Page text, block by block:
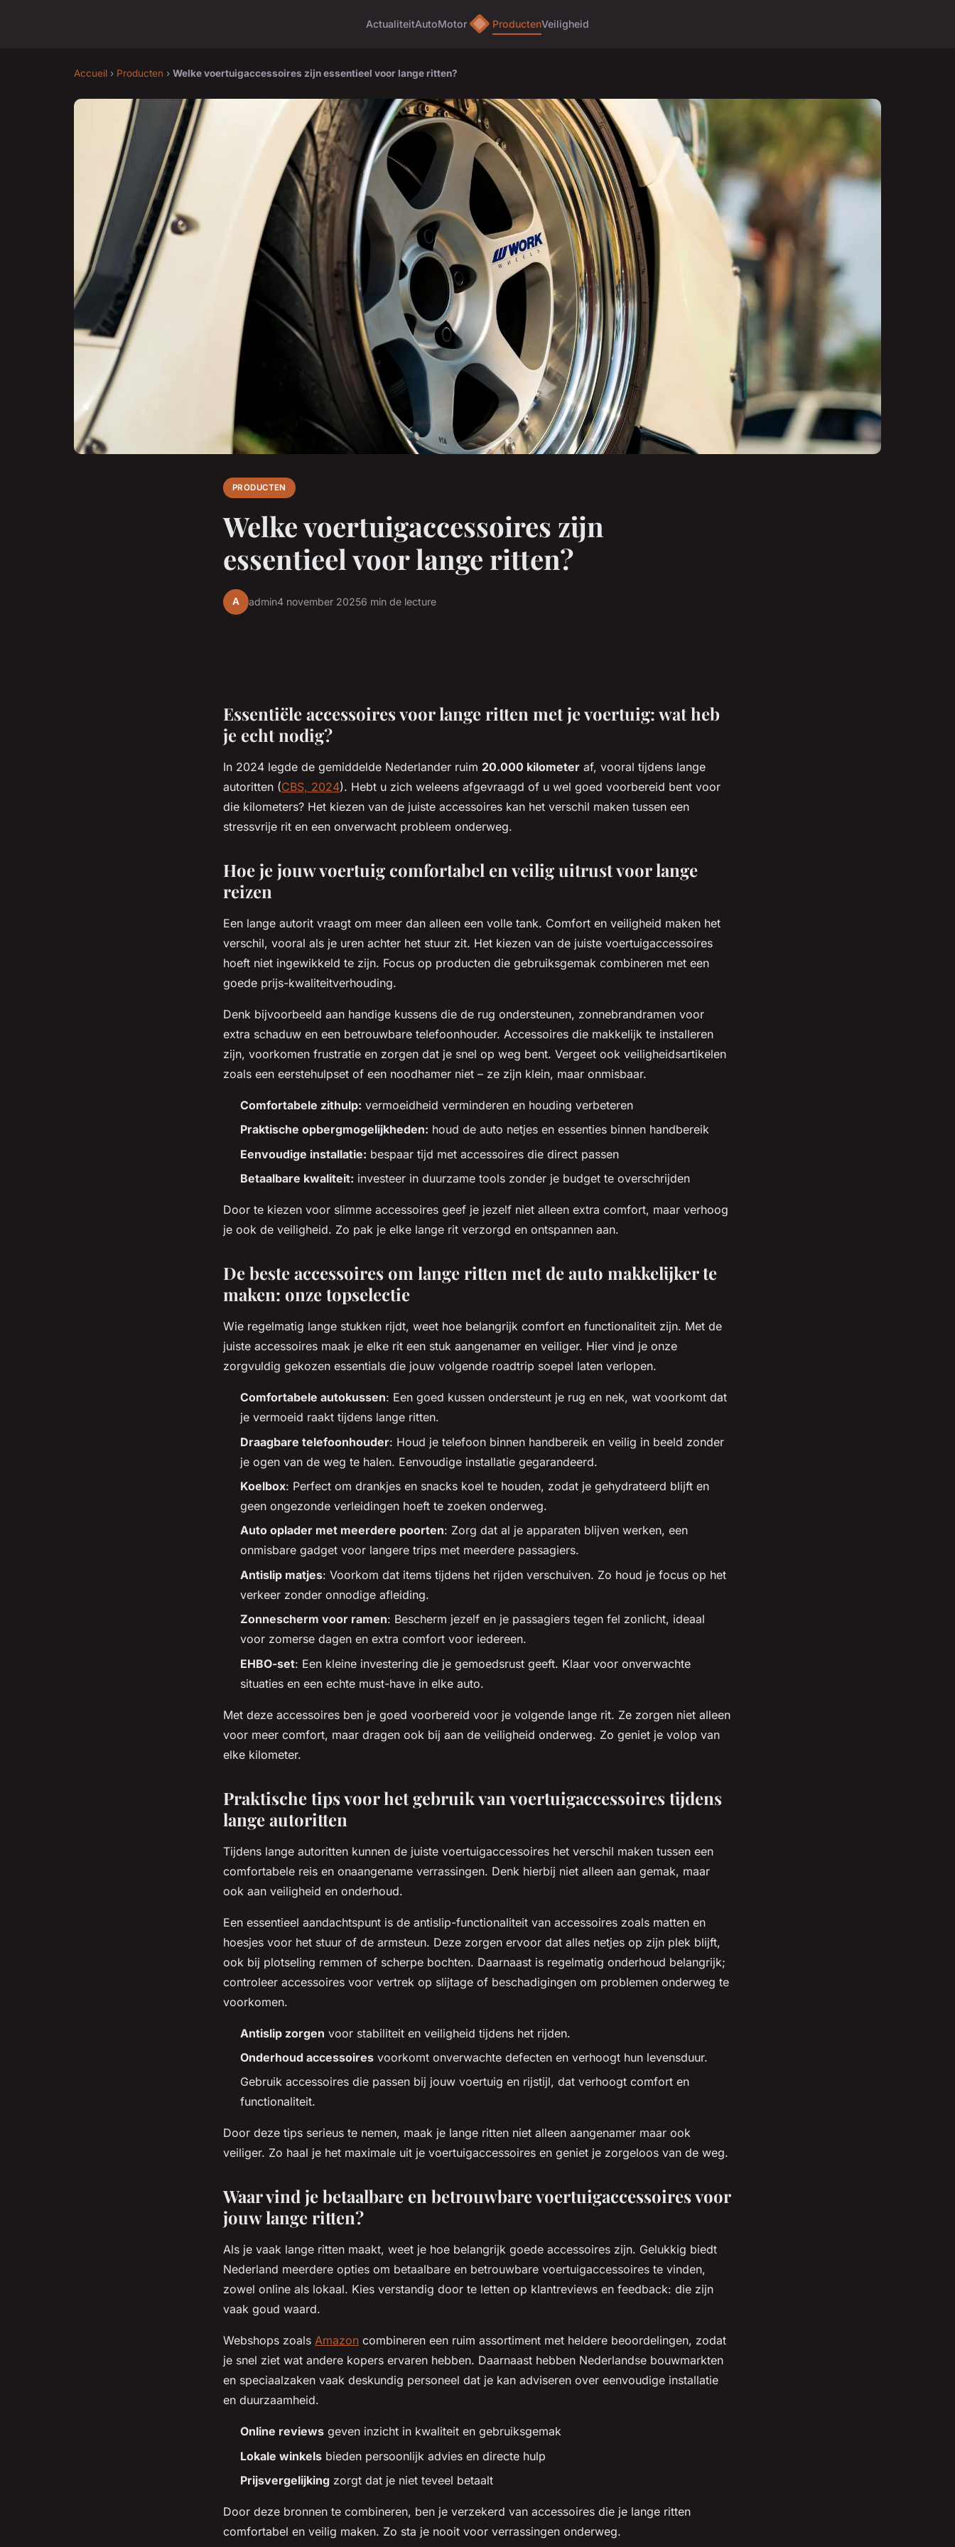
ActualiteitAutoMotor ProductenVeiligheid
Accueil › Producten › Welke voertuigaccessoires zijn essentieel voor lange ritten?
PRODUCTEN
Welke voertuigaccessoires zijn
essentieel voor lange ritten?
A admin4 november 20256 min de lecture
Essentiële accessoires voor lange ritten met je voertuig: wat heb
je echt nodig?
In 2024 legde de gemiddelde Nederlander ruim 20.000 kilometer af, vooral tijdens lange
autoritten (CBS, 2024). Hebt u zich weleens afgevraagd of u wel goed voorbereid bent voor
die kilometers? Het kiezen van de juiste accessoires kan het verschil maken tussen een
stressvrije rit en een onverwacht probleem onderweg.
Hoe je jouw voertuig comfortabel en veilig uitrust voor lange
reizen
Een lange autorit vraagt om meer dan alleen een volle tank. Comfort en veiligheid maken het
verschil, vooral als je uren achter het stuur zit. Het kiezen van de juiste voertuigaccessoires
hoeft niet ingewikkeld te zijn. Focus op producten die gebruiksgemak combineren met een
goede prijs-kwaliteitverhouding.
Denk bijvoorbeeld aan handige kussens die de rug ondersteunen, zonnebrandramen voor
extra schaduw en een betrouwbare telefoonhouder. Accessoires die makkelijk te installeren
zijn, voorkomen frustratie en zorgen dat je snel op weg bent. Vergeet ook veiligheidsartikelen
zoals een eerstehulpset of een noodhamer niet – ze zijn klein, maar onmisbaar.
Comfortabele zithulp: vermoeidheid verminderen en houding verbeteren
Praktische opbergmogelijkheden: houd de auto netjes en essenties binnen handbereik
Eenvoudige installatie: bespaar tijd met accessoires die direct passen
Betaalbare kwaliteit: investeer in duurzame tools zonder je budget te overschrijden
Door te kiezen voor slimme accessoires geef je jezelf niet alleen extra comfort, maar verhoog
je ook de veiligheid. Zo pak je elke lange rit verzorgd en ontspannen aan.
De beste accessoires om lange ritten met de auto makkelijker te
maken: onze topselectie
Wie regelmatig lange stukken rijdt, weet hoe belangrijk comfort en functionaliteit zijn. Met de
juiste accessoires maak je elke rit een stuk aangenamer en veiliger. Hier vind je onze
zorgvuldig gekozen essentials die jouw volgende roadtrip soepel laten verlopen.
Comfortabele autokussen: Een goed kussen ondersteunt je rug en nek, wat voorkomt dat
je vermoeid raakt tijdens lange ritten.
Draagbare telefoonhouder: Houd je telefoon binnen handbereik en veilig in beeld zonder
je ogen van de weg te halen. Eenvoudige installatie gegarandeerd.
Koelbox: Perfect om drankjes en snacks koel te houden, zodat je gehydrateerd blijft en
geen ongezonde verleidingen hoeft te zoeken onderweg.
Auto oplader met meerdere poorten: Zorg dat al je apparaten blijven werken, een
onmisbare gadget voor langere trips met meerdere passagiers.
Antislip matjes: Voorkom dat items tijdens het rijden verschuiven. Zo houd je focus op het
verkeer zonder onnodige afleiding.
Zonnescherm voor ramen: Bescherm jezelf en je passagiers tegen fel zonlicht, ideaal
voor zomerse dagen en extra comfort voor iedereen.
EHBO-set: Een kleine investering die je gemoedsrust geeft. Klaar voor onverwachte
situaties en een echte must-have in elke auto.
Met deze accessoires ben je goed voorbereid voor je volgende lange rit. Ze zorgen niet alleen
voor meer comfort, maar dragen ook bij aan de veiligheid onderweg. Zo geniet je volop van
elke kilometer.
Praktische tips voor het gebruik van voertuigaccessoires tijdens
lange autoritten
Tijdens lange autoritten kunnen de juiste voertuigaccessoires het verschil maken tussen een
comfortabele reis en onaangename verrassingen. Denk hierbij niet alleen aan gemak, maar
ook aan veiligheid en onderhoud.
Een essentieel aandachtspunt is de antislip-functionaliteit van accessoires zoals matten en
hoesjes voor het stuur of de armsteun. Deze zorgen ervoor dat alles netjes op zijn plek blijft,
ook bij plotseling remmen of scherpe bochten. Daarnaast is regelmatig onderhoud belangrijk;
controleer accessoires voor vertrek op slijtage of beschadigingen om problemen onderweg te
voorkomen.
Antislip zorgen voor stabiliteit en veiligheid tijdens het rijden.
Onderhoud accessoires voorkomt onverwachte defecten en verhoogt hun levensduur.
Gebruik accessoires die passen bij jouw voertuig en rijstijl, dat verhoogt comfort en
functionaliteit.
Door deze tips serieus te nemen, maak je lange ritten niet alleen aangenamer maar ook
veiliger. Zo haal je het maximale uit je voertuigaccessoires en geniet je zorgeloos van de weg.
Waar vind je betaalbare en betrouwbare voertuigaccessoires voor
jouw lange ritten?
Als je vaak lange ritten maakt, weet je hoe belangrijk goede accessoires zijn. Gelukkig biedt
Nederland meerdere opties om betaalbare en betrouwbare voertuigaccessoires te vinden,
zowel online als lokaal. Kies verstandig door te letten op klantreviews en feedback: die zijn
vaak goud waard.
Webshops zoals Amazon combineren een ruim assortiment met heldere beoordelingen, zodat
je snel ziet wat andere kopers ervaren hebben. Daarnaast hebben Nederlandse bouwmarkten
en speciaalzaken vaak deskundig personeel dat je kan adviseren over eenvoudige installatie
en duurzaamheid.
Online reviews geven inzicht in kwaliteit en gebruiksgemak
Lokale winkels bieden persoonlijk advies en directe hulp
Prijsvergelijking zorgt dat je niet teveel betaalt
Door deze bronnen te combineren, ben je verzekerd van accessoires die je lange ritten
comfortabel en veilig maken. Zo sta je nooit voor verrassingen onderweg.